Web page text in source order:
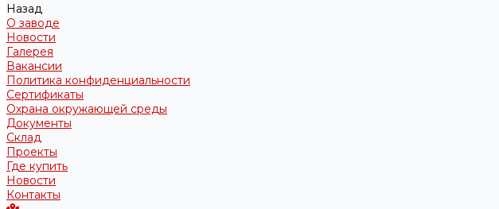
Назад
О заводе
Новости
Галерея
Вакансии
Политика конфиденциальности
Сертификаты
Охрана окружающей среды
Документы
Склад
Проекты
Где купить
Новости
Контакты